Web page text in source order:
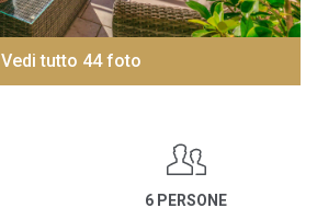
Vedi tutto 44 foto
6 PERSONE